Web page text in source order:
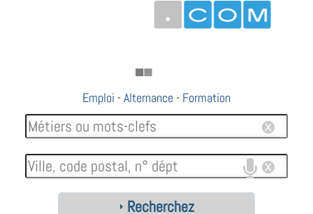
Emploi -Alternance - Formation
Recherchez